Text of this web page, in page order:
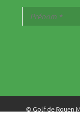
© Golf de Rouen